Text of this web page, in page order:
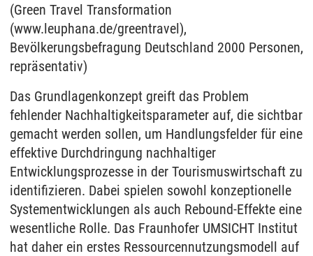
(Green Travel Transformation
(www.leuphana.de/greentravel),
Bevölkerungsbefragung Deutschland 2000 Personen,
repräsentativ)
Das Grundlagenkonzept greift das Problem
fehlender Nachhaltigkeitsparameter auf, die sichtbar
gemacht werden sollen, um Handlungsfelder für eine
effektive Durchdringung nachhaltiger
Entwicklungsprozesse in der Tourismuswirtschaft zu
identifizieren. Dabei spielen sowohl konzeptionelle
Systementwicklungen als auch Rebound-Effekte eine
wesentliche Rolle. Das Fraunhofer UMSICHT Institut
hat daher ein erstes Ressourcennutzungsmodell auf